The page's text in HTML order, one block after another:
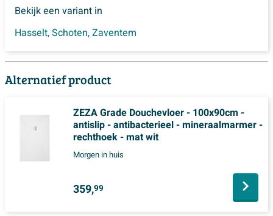
Bekijk een variant in
Hasselt,Schoten,Zaventem
Alternatief product
ZEZA Grade Douchevloer - 100x90cm -
antislip - antibacterieel - mineraalmarmer -
rechthoek - mat wit
Morgen in huis
359,99